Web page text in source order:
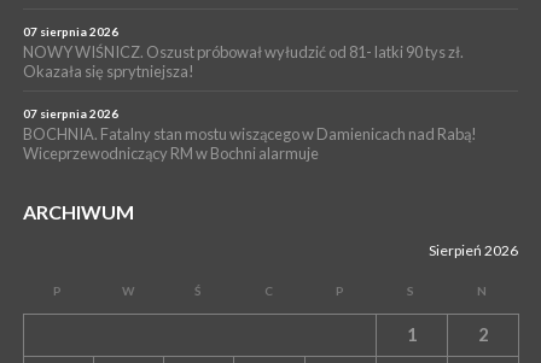
07 sierpnia 2026
NOWY WIŚNICZ. Oszust próbował wyłudzić od 81- latki 90 tys zł.
Okazała się sprytniejsza!
07 sierpnia 2026
BOCHNIA. Fatalny stan mostu wiszącego w Damienicach nad Rabą!
Wiceprzewodniczący RM w Bochni alarmuje
ARCHIWUM
Sierpień 2026
P W Ś C P S N
1 2